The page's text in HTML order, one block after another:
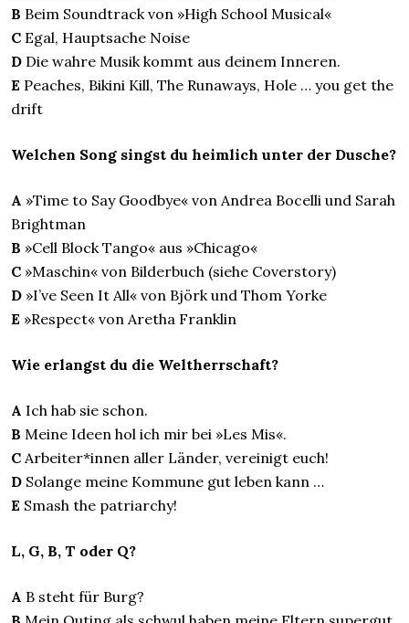
B Beim Soundtrack von »High School Musical«
C Egal, Hauptsache Noise
D Die wahre Musik kommt aus deinem Inneren.
E Peaches, Bikini Kill, The Runaways, Hole … you get the
drift
Welchen Song singst du heimlich unter der Dusche?
A »Time to Say Goodbye« von Andrea Bocelli und Sarah
Brightman
B »Cell Block Tango« aus »Chicago«
C »Maschin« von Bilderbuch (siehe Coverstory)
D »I’ve Seen It All« von Björk und Thom Yorke
E »Respect« von Aretha Franklin
Wie erlangst du die Weltherrschaft?
A Ich hab sie schon.
B Meine Ideen hol ich mir bei »Les Mis«.
C Arbeiter*innen aller Länder, vereinigt euch!
D Solange meine Kommune gut leben kann …
E Smash the patriarchy!
L, G, B, T oder Q?
A B steht für Burg?